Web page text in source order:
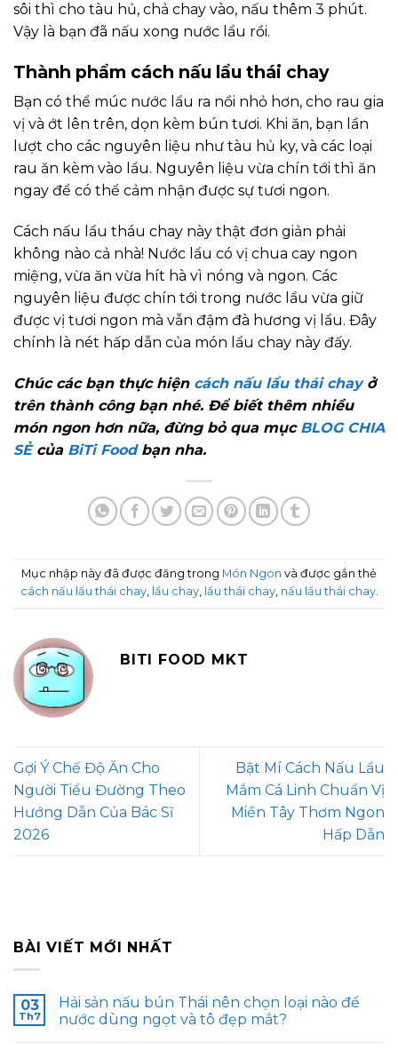
sôi thì cho tàu hủ, chả chay vào, nấu thêm 3 phút.
Vậy là bạn đã nấu xong nước lẩu rồi.
Thành phẩm cách nấu lẩu thái chay
Bạn có thể múc nước lẩu ra nồi nhỏ hơn, cho rau gia
vị và ớt lên trên, dọn kèm bún tươi. Khi ăn, bạn lần
lượt cho các nguyên liệu như tàu hủ ky, và các loại
rau ăn kèm vào lẩu. Nguyên liệu vừa chín tới thì ăn
ngay để có thể cảm nhận được sự tươi ngon.
Cách nấu lẩu tháu chay này thật đơn giản phải
không nào cả nhà! Nước lẩu có vị chua cay ngon
miệng, vừa ăn vừa hít hà vì nóng và ngon. Các
nguyên liệu được chín tới trong nước lẩu vừa giữ
được vị tươi ngon mà vẫn đậm đà hương vị lẩu. Đây
chính là nét hấp dẫn của món lẩu chay này đấy.
Chúc các bạn thực hiện cách nấu lẩu thái chayở
trên thành công bạn nhé. Để biết thêm nhiều
món ngon hơn nữa, đừng bỏ qua mục BLOG CHIA
SẺcủa BiTi Foodbạn nha.
Mục nhập này đã được đăng trong Món Ngon và được gắn thẻ
cách nấu lẩu thái chay, lẩu chay, lẩu thái chay, nấu lẩu thái chay.
BITI FOOD MKT
Gợi Ý Chế Độ Ăn Cho
Người Tiểu Đường Theo
Hướng Dẫn Của Bác Sĩ
2026
Bật Mí Cách Nấu Lẩu
Mắm Cá Linh Chuẩn Vị
Miền Tây Thơm Ngon
Hấp Dẫn
BÀI VIẾT MỚI NHẤT
03
Th7
Hải sản nấu bún Thái nên chọn loại nào để
nước dùng ngọt và tô đẹp mắt?